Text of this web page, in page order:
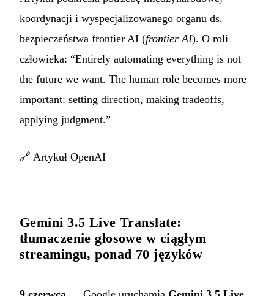
koordynacji i wyspecjalizowanego organu ds.
bezpieczeństwa frontier AI (frontier AI). O roli
człowieka: “Entirely automating everything is not
the future we want. The human role becomes more
important: setting direction, making tradeoffs,
applying judgment.”
🔗 Artykuł OpenAI
Gemini 3.5 Live Translate:
tłumaczenie głosowe w ciągłym
streamingu, ponad 70 języków